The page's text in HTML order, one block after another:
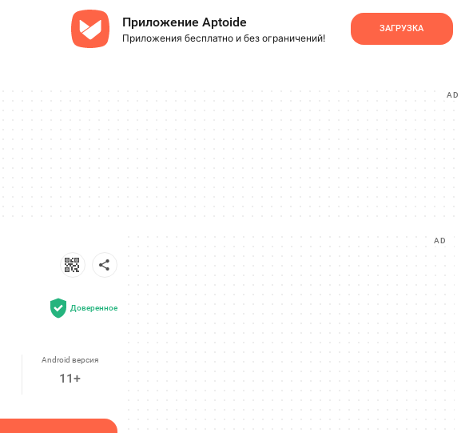
Приложение Aptoide
Приложения бесплатно и без ограничений!
ЗАГРУЗКА
AD
Доверенное
Android версия
11+
AD